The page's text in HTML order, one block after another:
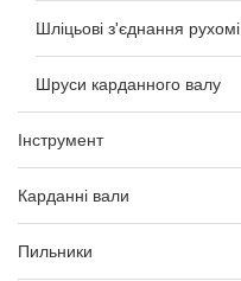
Шліцьові з'єднання рухомі
Шруси карданного валу
Інструмент
Карданні вали
Пильники